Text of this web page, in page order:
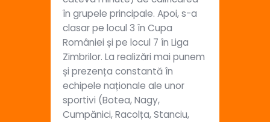
în grupele principale. Apoi, s-a
clasar pe locul 3 în Cupa
României și pe locul 7 în Liga
Zimbrilor. La realizări mai punem
și prezența constantă în
echipele naționale ale unor
sportivi (Botea, Nagy,
Cumpănici, Racolța, Stanciu,